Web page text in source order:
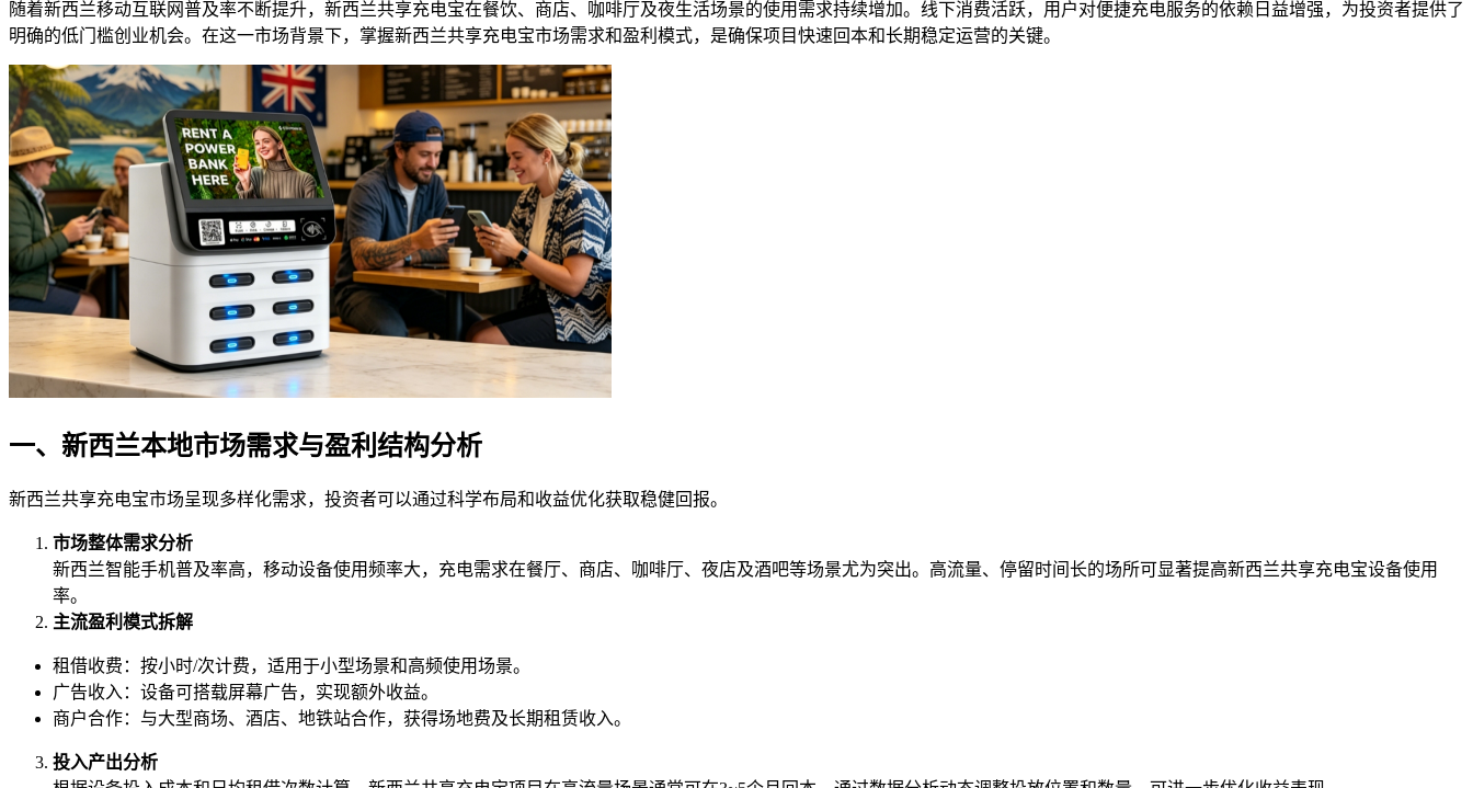
随着新西兰移动互联网普及率不断提升，新西兰共享充电宝在餐饮、商店、咖啡厅及夜生活场景的使用需求持续增加。线下消费活跃，用户对便捷充电服务的依赖日益增强，为投资者提供了
明确的低门槛创业机会。在这一市场背景下，掌握新西兰共享充电宝市场需求和盈利模式，是确保项目快速回本和长期稳定运营的关键。
一、新西兰本地市场需求与盈利结构分析
新西兰共享充电宝市场呈现多样化需求，投资者可以通过科学布局和收益优化获取稳健回报。
市场整体需求分析
新西兰智能手机普及率高，移动设备使用频率大，充电需求在餐厅、商店、咖啡厅、夜店及酒吧等场景尤为突出。高流量、停留时间长的场所可显著提高新西兰共享充电宝设备使用
率。
主流盈利模式拆解
租借收费：按小时/次计费，适用于小型场景和高频使用场景。
广告收入：设备可搭载屏幕广告，实现额外收益。
商户合作：与大型商场、酒店、地铁站合作，获得场地费及长期租赁收入。
投入产出分析